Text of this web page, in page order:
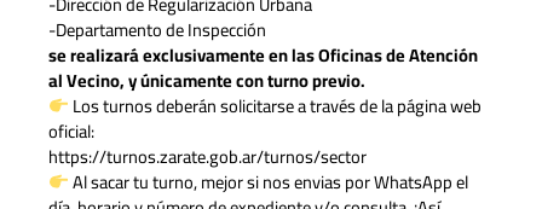
-Departamento de Inspección
se realizará exclusivamente en las Oficinas de Atención
al Vecino, y únicamente con turno previo.
Los turnos deberán solicitarse a través de la página web
oficial:
https://turnos.zarate.gob.ar/turnos/sector
Al sacar tu turno, mejor si nos envias por WhatsApp el